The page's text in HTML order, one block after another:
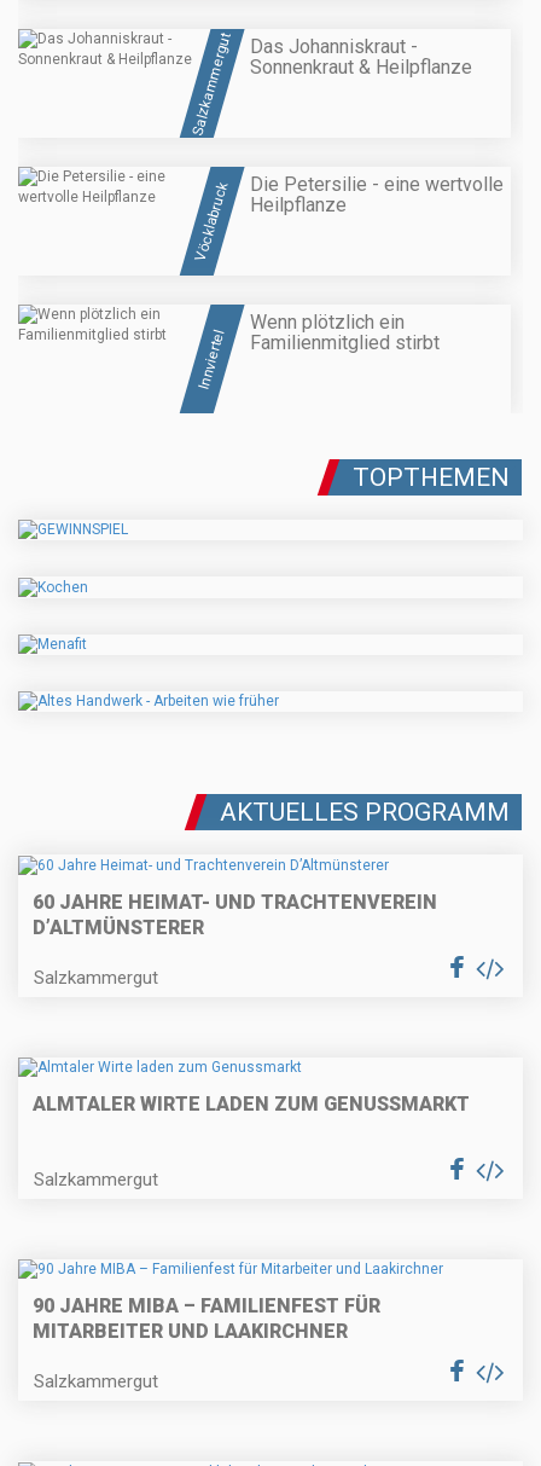
Salzkammergut
Das Johanniskraut -
Sonnenkraut & Heilpflanze
Vöcklabruck
Die Petersilie - eine wertvolle
Heilpflanze
Innviertel
Wenn plötzlich ein
Familienmitglied stirbt
TOPTHEMEN
AKTUELLES PROGRAMM
60 JAHRE HEIMAT- UND TRACHTENVEREIN
D’ALTMÜNSTERER
Salzkammergut
ALMTALER WIRTE LADEN ZUM GENUSSMARKT
Salzkammergut
90 JAHRE MIBA – FAMILIENFEST FÜR
MITARBEITER UND LAAKIRCHNER
Salzkammergut